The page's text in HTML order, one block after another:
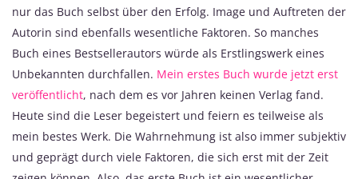
nur das Buch selbst über den Erfolg. Image und Auftreten der
Autorin sind ebenfalls wesentliche Faktoren. So manches
Buch eines Bestsellerautors würde als Erstlingswerk eines
Unbekannten durchfallen. Mein erstes Buch wurde jetzt erst
veröffentlicht, nach dem es vor Jahren keinen Verlag fand.
Heute sind die Leser begeistert und feiern es teilweise als
mein bestes Werk. Die Wahrnehmung ist also immer subjektiv
und geprägt durch viele Faktoren, die sich erst mit der Zeit